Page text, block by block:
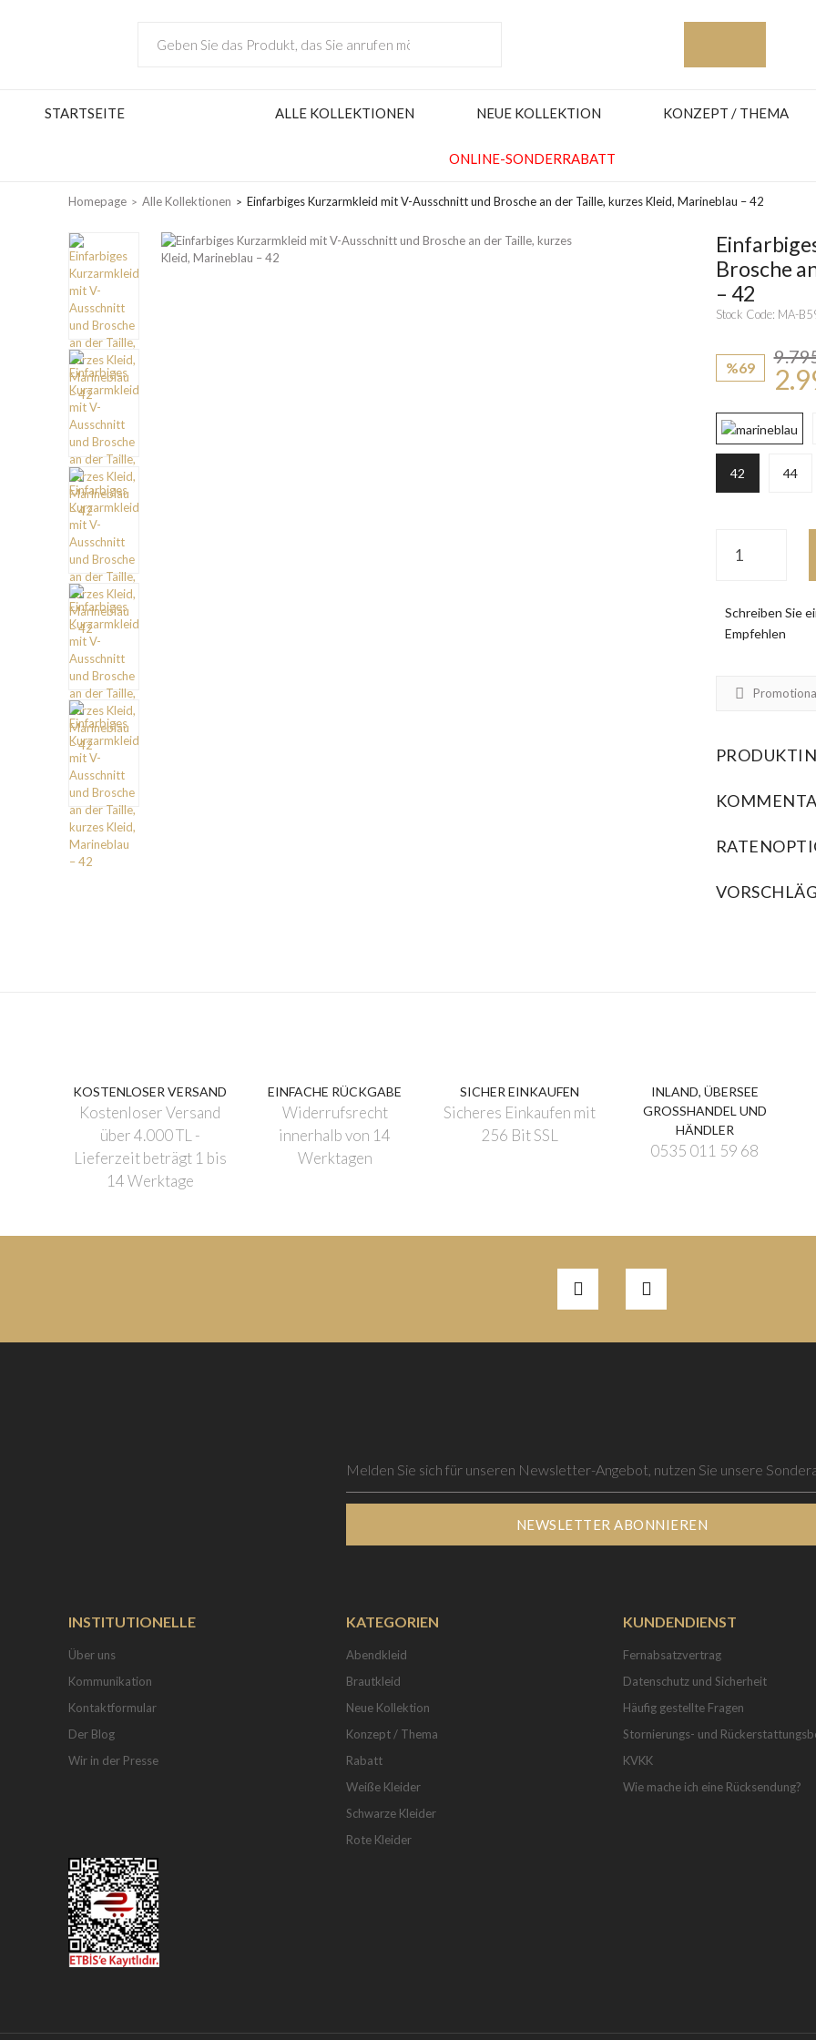
STARTSEITE ALLE KOLLEKTIONEN NEUE KOLLEKTION KONZEPT / THEMA
ONLINE-SONDERRABATT
Homepage Alle Kollektionen Einfarbiges Kurzarmkleid mit V-Ausschnitt und Brosche an der Taille, kurzes Kleid, Marineblau – 42
Brosche
– 42
Stock Code: MA-
%69
42 44
Schreiben Sie
Empfehlen
KOSTENLOSER VERSAND
Kostenloser Versand
über 4.000 TL -
Lieferzeit beträgt 1 bis
14 Werktage
EINFACHE RÜCKGABE
Widerrufsrecht
innerhalb von 14
Werktagen
SICHER EINKAUFEN
Sicheres Einkaufen mit
256 Bit SSL
INLAND, ÜBERSEE
GROSSHANDEL UND
HÄNDLER
0535 011 59 68
NEWSLETTER ABONNIEREN
INSTITUTIONELLE
Über uns
Kommunikation
Kontaktformular
Der Blog
Wir in der Presse
KATEGORIEN
Abendkleid
Brautkleid
Neue Kollektion
Konzept / Thema
Rabatt
Weiße Kleider
Schwarze Kleider
Rote Kleider
KUNDENDIENST
Fernabsatzvertrag
Datenschutz und Sicherheit
Häufig gestellte Fragen
Stornierungs- und
KVKK
Wie mache ich eine Rücksendung?